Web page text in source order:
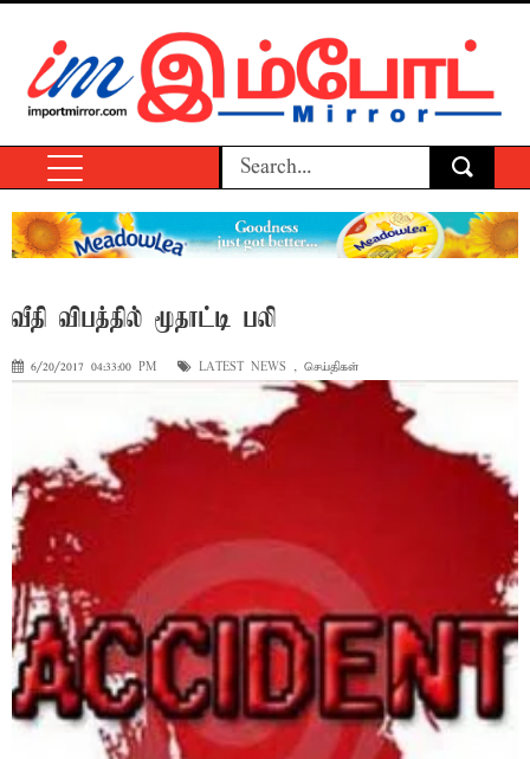
வீதி விபத்தில் மூதாட்டி பலி
6/20/2017 04:33:00 PM LATEST NEWS , செய்திகள்